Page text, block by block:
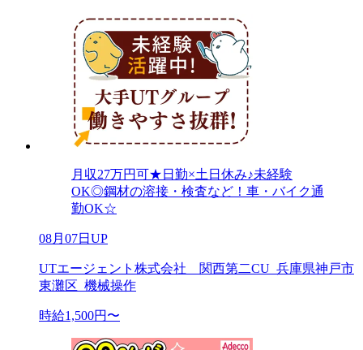
月収27万円可★日勤×土日休み♪未経験
OK◎鋼材の溶接・検査など！車・バイク通
勤OK☆
08月07日UP
UTエージェント株式会社 関西第二CU_兵庫県神戸市
東灘区_機械操作
時給1,500円〜